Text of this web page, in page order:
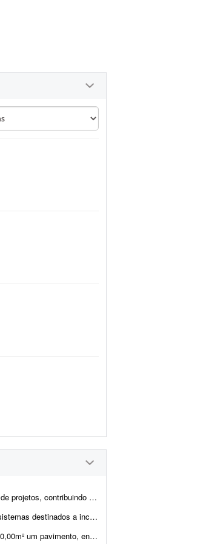
e garantindo qualidade, preci...
porte, cuja dor já foi mapeada. Mesmo não sendo r...
fundação (sapatas isoladas), Vigas bal...